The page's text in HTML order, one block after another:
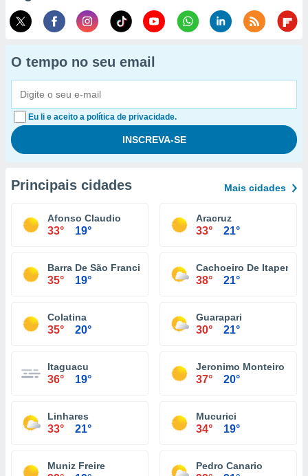
O tempo no seu email
Eu li e aceito a política de privacidade.
Principais cidades Mais cidades
Afonso Claudio
33° 19°
Aracruz
33° 21°
Barra De São Francisco
35° 19°
Cachoeiro De
38° 21°
Colatina
35° 20°
Guarapari
30° 21°
Itaguacu
36° 19°
Jeronimo Monteiro
37° 20°
Linhares
33° 21°
Mucurici
34° 19°
Muniz Freire Pedro Canario